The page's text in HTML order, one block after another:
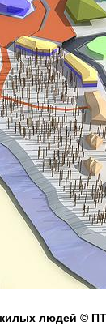
людей ©